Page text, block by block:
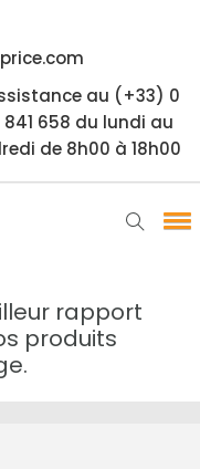
au (+33) 0
841 658 du lundi au
de 8h00 à 18h00
rapport
produits